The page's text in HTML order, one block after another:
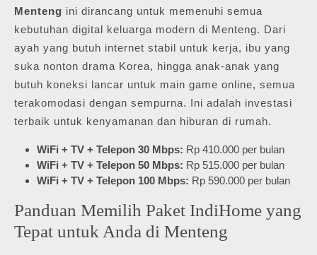
Menteng ini dirancang untuk memenuhi semua
kebutuhan digital keluarga modern di Menteng. Dari
ayah yang butuh internet stabil untuk kerja, ibu yang
suka nonton drama Korea, hingga anak-anak yang
butuh koneksi lancar untuk main game online, semua
terakomodasi dengan sempurna. Ini adalah investasi
terbaik untuk kenyamanan dan hiburan di rumah.
WiFi + TV + Telepon 30 Mbps: Rp 410.000 per bulan
WiFi + TV + Telepon 50 Mbps: Rp 515.000 per bulan
WiFi + TV + Telepon 100 Mbps: Rp 590.000 per bulan
Panduan Memilih Paket IndiHome yang
Tepat untuk Anda di Menteng